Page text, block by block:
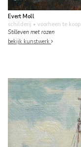
Evert Moll
schilderij • voorheen te koop
Stilleven met rozen
bekijk kunstwerk